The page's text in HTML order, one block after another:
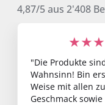
4,87/5aus 2'408
"Die Produkte
Wahnsinn! Bin
Weise mit allen
Geschmack